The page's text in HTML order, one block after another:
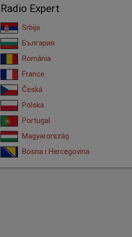
Radio Expert
Srbija
България
România
France
Česká
Polska
Portugal
Magyarország
Bosna i Hercegovina